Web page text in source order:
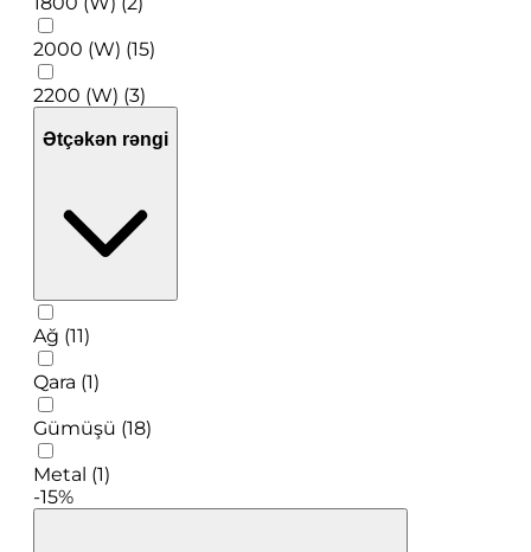
2000 (W) (15)
2200 (W) (3)
Ətçəkən rəngi
Ağ (11)
Qara (1)
Gümüşü (18)
Metal (1)
-15%